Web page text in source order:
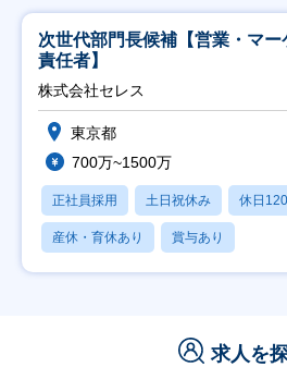
次世代部門長候補【営業・マ
責任者】
株式会社セレス
東京都
700万~1500万
正社員採用 土日祝休み 休日
産休・育休あり 賞与あり
求人を